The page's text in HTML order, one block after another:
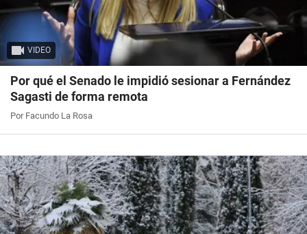
VIDEO
Por qué el Senado le impidió sesionar a Fernández
Sagasti de forma remota
Por Facundo La Rosa